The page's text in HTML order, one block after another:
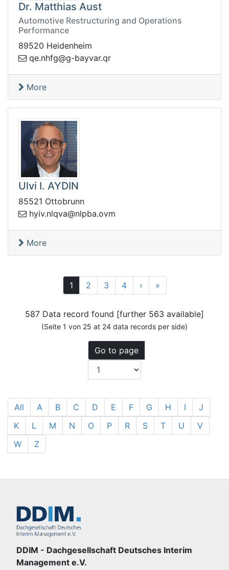
Dr. Matthias Aust
Automotive Restructuring and Operations
Performance
89520 Heidenheim
rq.ravyab-g@gfhn.eq
More
Ulvi I. AYDIN
85521 Ottobrunn
mvo.abpln@avqln
.viyh
More
1 2 3 4 ›Next
»25
587 Data record found [further 563 available]
(Seite 1 von 25 at 24 data records per side)
Go to page
All A B C D E F G H I
J
K
L M N O P R S T U
V
W
Z
DDIM - Dachgesellschaft Deutsches Interim
Management e.V.